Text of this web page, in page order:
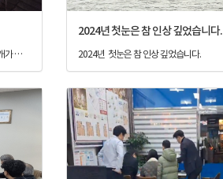
출장 계약! 출장 잔금! 언제 어디서든 모든중개가 가능합니다.
2024년 첫눈은 참 인상 깊었습니다.
2024년 첫눈은 참 인상 깊었습니다.